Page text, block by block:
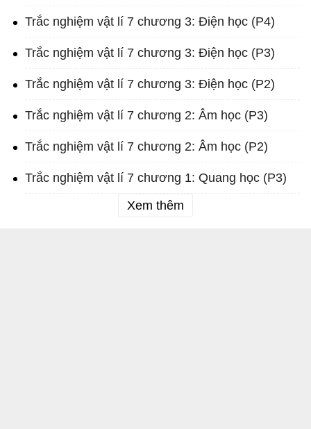
Trắc nghiệm vật lí 7 chương 3: Điện học (P4)
Trắc nghiệm vật lí 7 chương 3: Điện học (P3)
Trắc nghiệm vật lí 7 chương 3: Điện học (P2)
Trắc nghiệm vật lí 7 chương 2: Âm học (P3)
Trắc nghiệm vật lí 7 chương 2: Âm học (P2)
Trắc nghiệm vật lí 7 chương 1: Quang học (P3)
Xem thêm